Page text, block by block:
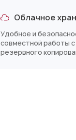
Облачное
Удобное и
совместной работы
резервного